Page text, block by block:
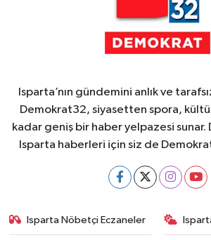
Isparta’nın gündemini anlık ve
Demokrat32, siyasetten spora,
kadar geniş bir haber yelpazesi
Isparta haberleri için siz de
Isparta Nöbetçi Eczaneler